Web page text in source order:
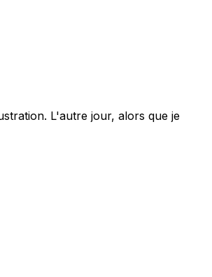
L'autre jour, alors que je